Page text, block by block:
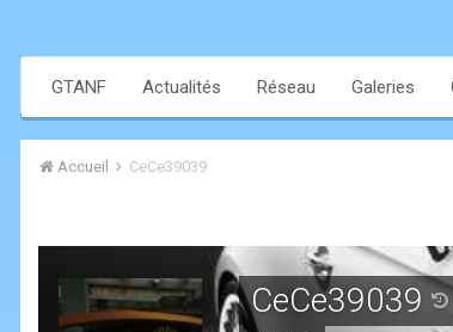
GTANF Actualités Réseau Galeries
Accueil CeCe39039
CeCe39039